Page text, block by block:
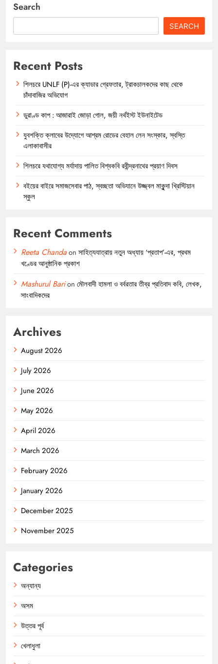
Search
SEARCH
Recent Posts
শিলচরে UNLF (P)-এর ক্যাডার গ্রেফতার, ট্রাকচালকদের কাছ থেকে
চাঁদাবাজির অভিযোগ
ডুরাণ্ড কাপ : আজারাই জোড়া গোল, জয়ী নর্থইস্ট ইউনাইটেড
যুবশক্তি ক্লাবের উদ্যোগে আশ্রম রোডের বেহাল লেন সংস্কার, স্বস্তি
এলাকাবাসীর
শিলচরে যথাযোগ্য মর্যাদায় পালিত বিশ্বকবি রবীন্দ্রনাথের প্রয়াণ দিবস
বইয়ের বাইরে সমাজসেবার পাঠ, স্বচ্ছতা অভিযানে উজ্জ্বল মাকুন্দা খ্রিস্টিয়ান
স্কুল
Recent Comments
Reeta Chandaon সাহিত্যযাত্রায় নতুন অধ্যায় ‘প্রতাপ’-এর, প্রথম
খণ্ডের আনুষ্ঠানিক প্রকাশ
Mashurul Barion মৌলবাদী হামলা ও বর্বরতার তীব্র প্রতিবাদ কবি, লেখক,
সাংবাদিকদের
Archives
August 2026
July 2026
June 2026
May 2026
April 2026
March 2026
February 2026
January 2026
December 2025
November 2025
Categories
অন্যান্য
অসম
উত্তর পূর্ব
খেলাধুলা